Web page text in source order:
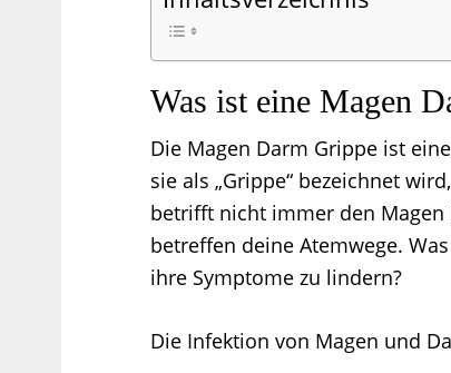
Was ist eine Magen
Die Magen Darm Grippe ist
sie als „Grippe“ bezeichnet
betrifft nicht immer den
betreffen deine Atemwege.
ihre Symptome zu lindern?
Die Infektion von Magen und